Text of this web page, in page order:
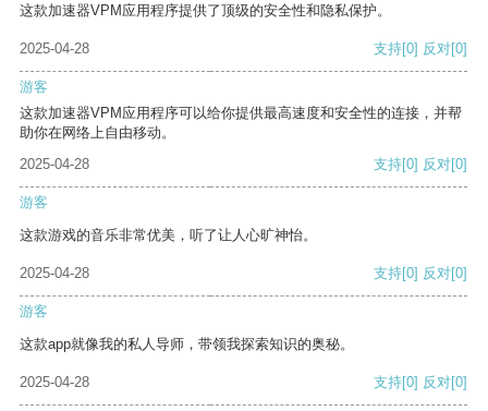
这款加速器VPM应用程序提供了顶级的安全性和隐私保护。
2025-04-28 支持[0] 反对[0]
游客
这款加速器VPM应用程序可以给你提供最高速度和安全性的连接，并帮
助你在网络上自由移动。
2025-04-28
支持[0] 反对[0]
游客
这款游戏的音乐非常优美，听了让人心旷神怡。
2025-04-28 支持[0] 反对[0]
游客
这款app就像我的私人导师，带领我探索知识的奥秘。
2025-04-28 支持[0] 反对[0]